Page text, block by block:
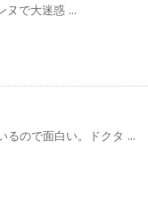
ヌで大迷惑 ...
るので面白い。ドクタ ...